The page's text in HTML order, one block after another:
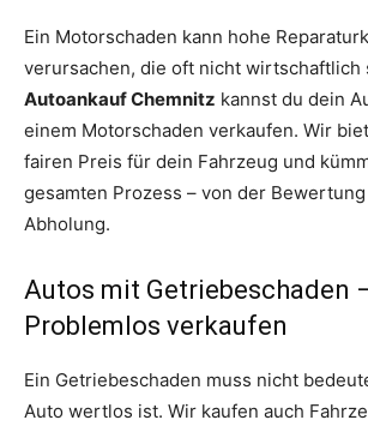
Ein Motorschaden kann hohe
verursachen, die oft nicht wirtschaftlich
Autoankauf Chemnitz kannst du dein
einem Motorschaden verkaufen. Wir
fairen Preis für dein Fahrzeug und
gesamten Prozess – von der
Abholung.
Autos mit Getriebeschaden
Problemlos verkaufen
Ein Getriebeschaden muss nicht
Auto wertlos ist. Wir kaufen auch